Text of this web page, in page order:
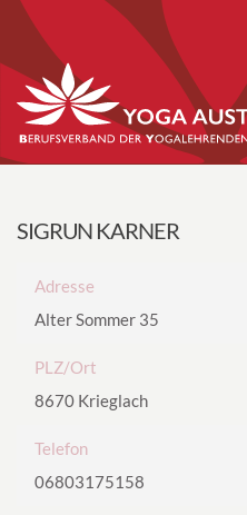
SIGRUN KARNER
Adresse
Alter Sommer 35
PLZ/Ort
8670 Krieglach
Telefon
06803175158